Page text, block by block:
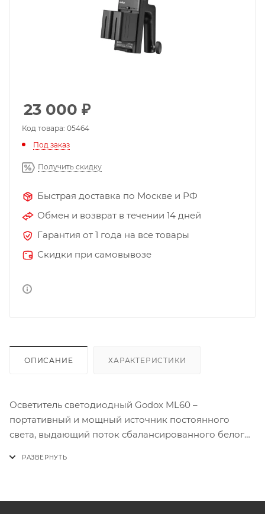
23 000 ₽
Код товара: 05464
Под заказ
Получить скидку
Быстрая доставка по Москве и РФ
Обмен и возврат в течении 14 дней
Гарантия от 1 года на все товары
Скидки при самовывозе
ОПИСАНИЕ ХАРАКТЕРИСТИКИ
Осветитель светодиодный Godox ML60 –
портативный и мощный источник постоянного
света, выдающий поток сбалансированного белого